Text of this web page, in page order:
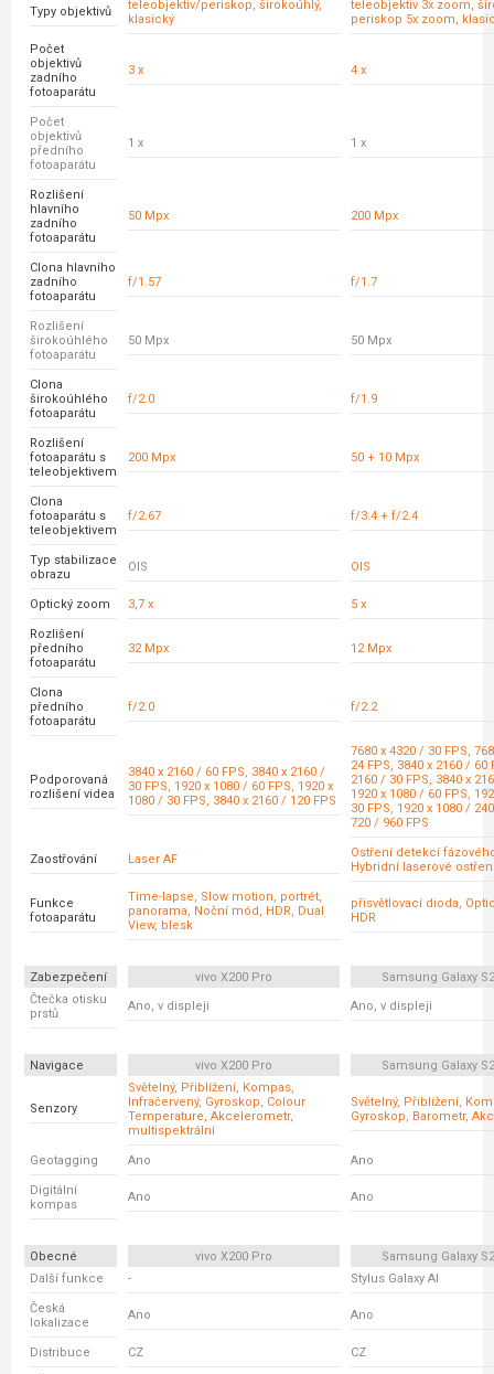
Typy objektivů
teleobjektiv/periskop, širokoúhlý,
klasický
teleobjektiv 3x zoom,
periskop 5x zoom,
Počet
objektivů
zadního
fotoaparátu
3 x 4 x
Počet
objektivů
předního
fotoaparátu
1 x 1 x
Rozlišení
hlavního
zadního
fotoaparátu
50 Mpx 200 Mpx
Clona hlavního
zadního
fotoaparátu
f/1.57 f/1.7
Rozlišení
širokoúhlého
fotoaparátu
50 Mpx 50 Mpx
Clona
širokoúhlého
fotoaparátu
f/2.0 f/1.9
Rozlišení
fotoaparátu s
teleobjektivem
200 Mpx 50 + 10 Mpx
Clona
fotoaparátu s
teleobjektivem
f/2.67 f/3.4 + f/2.4
Typ stabilizace
obrazu
OIS OIS
Optický zoom 3,7 x 5 x
Rozlišení
předního
fotoaparátu
32 Mpx 12 Mpx
Clona
předního
fotoaparátu
f/2.0 f/2.2
Podporovaná
rozlišení videa
3840 x 2160 / 60 FPS, 3840 x 2160 /
30 FPS, 1920 x 1080 / 60 FPS, 1920 x
1080 / 30 FPS, 3840 x 2160 / 120 FPS
7680 x 4320 / 30 FPS,
24 FPS, 3840 x 2160 / 60
2160 / 30 FPS, 3840 x
1920 x 1080 / 60 FPS,
30 FPS, 1920 x 1080 /
720 / 960 FPS
Zaostřování Laser AF
Ostření detekcí
Hybridní laserové
Funkce
fotoaparátu
Time-lapse, Slow motion, portrét,
panorama, Noční mód, HDR, Dual
View, blesk
přisvětlovací dioda,
HDR
Zabezpečení vivo X200 Pro
Samsung Galaxy
Čtečka otisku
prstů
Ano, v displeji Ano, v displeji
Navigace vivo X200 Pro Samsung Galaxy
Senzory
Světelný, Přiblížení, Kompas,
Infračervený, Gyroskop, Colour
Temperature, Akcelerometr,
multispektrální
Světelný, Přiblížení,
Gyroskop, Barometr,
Geotagging Ano Ano
Digitální
kompas
Ano Ano
Obecné vivo X200 Pro
Samsung Galaxy
Další funkce
- Stylus Galaxy AI
Česká
lokalizace
Ano Ano
Distribuce CZ CZ